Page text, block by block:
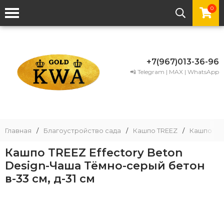
0
+7(967)013-36-96
📲 Telegram | MAX | WhatsApp
Главная / Благоустройство сада / Кашпо TREEZ / Кашпо
Кашпо TREEZ Effectory Beton
Design-Чаша Тёмно-серый бетон
в-33 см, д-31 см